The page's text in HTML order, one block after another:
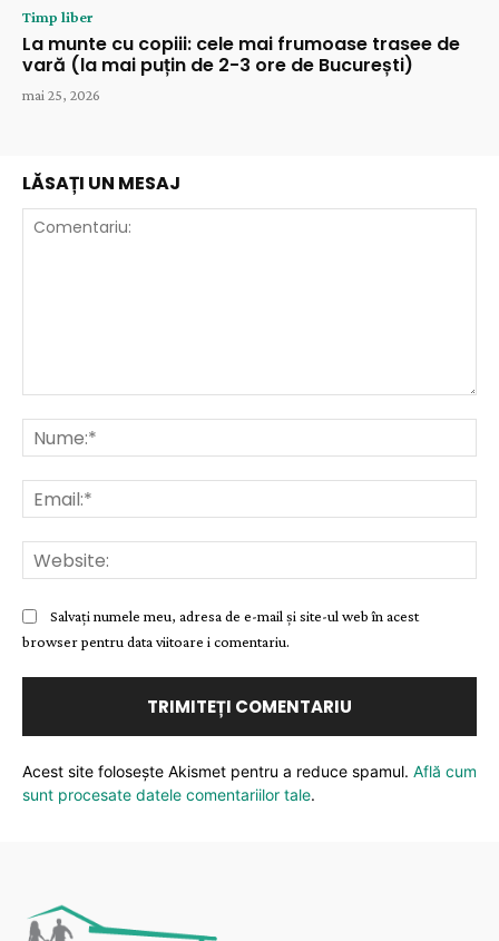
Timp liber
La munte cu copiii: cele mai frumoase trasee de
vară (la mai puțin de 2-3 ore de București)
mai 25, 2026
LĂSAȚI UN MESAJ
Salvați numele meu, adresa de e-mail și site-ul web în acest
browser pentru data viitoare i comentariu.
Acest site folosește Akismet pentru a reduce spamul. Află cum
sunt procesate datele comentariilor tale.